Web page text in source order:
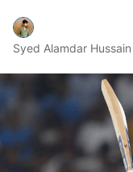
Syed Alamdar